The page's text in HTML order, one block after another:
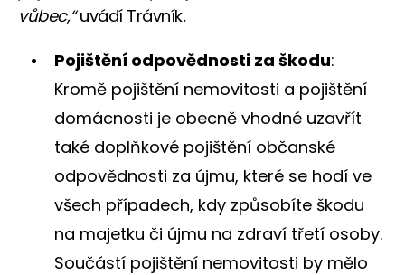
vůbec,“uvádí Trávník.
Pojištění odpovědnosti za škodu:
Kromě pojištění nemovitosti a pojištění
domácnosti je obecně vhodné uzavřít
také doplňkové pojištění občanské
odpovědnosti za újmu, které se hodí ve
všech případech, kdy způsobíte škodu
na majetku či újmu na zdraví třetí osoby.
Součástí pojištění nemovitosti by mělo